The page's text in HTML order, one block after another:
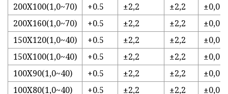
200X100(1,0~70) +0.5 ±2,2 ±2,2
±0,01
200X160(1,0~70)
+0.5 ±2,2 ±2,2
±0,01
150X120(1,0~40)
+0.5 ±2,2 ±2,2
±0,01
150X100(1,0~40)
+0.5 ±2,2 ±2,2
±0,01
100X90(1,0~40)
+0.5 ±2,2 ±2,2
±0,01
100X80(1,0~40)
+0.5 ±2,2 ±2,2 ±0,01